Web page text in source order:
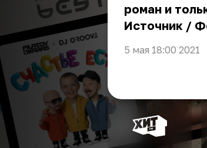
роман и
Источник /
5 мая 18:00 2021